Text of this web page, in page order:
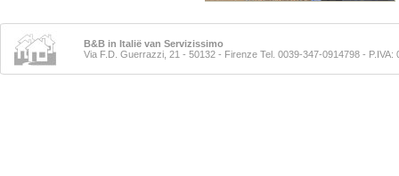
B&B in Italië van Servizissimo
Via F.D. Guerrazzi, 21 - 50132 - Firenze Tel. 0039-347-0914798 - P.IVA: